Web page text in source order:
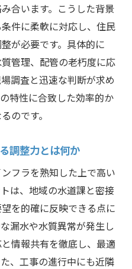
守る地域の水質と水圧
ラの安定に与える影響
調整力で決まる理由
事でトラブルを予防
支える水道工事の工夫
最適な水道工事とは
工事で両立を実現
が抱える課題と対応策
つ水道工事のポイント
地域調和に貢献する理
提案する最適工事例
合います。こうした背景
件に柔軟に対応し、住民
が必要です。具体的に
管理、配管の老朽度に応
調査と迅速な判断が求め
特性に合致した効率的か
のです。
調整力とは何か
フラを熟知した上で高い
は、地域の水道課と密接
を的確に反映できる点に
漏水や水質異常が発生し
情報共有を徹底し、最適
、工事の進行中にも近隣